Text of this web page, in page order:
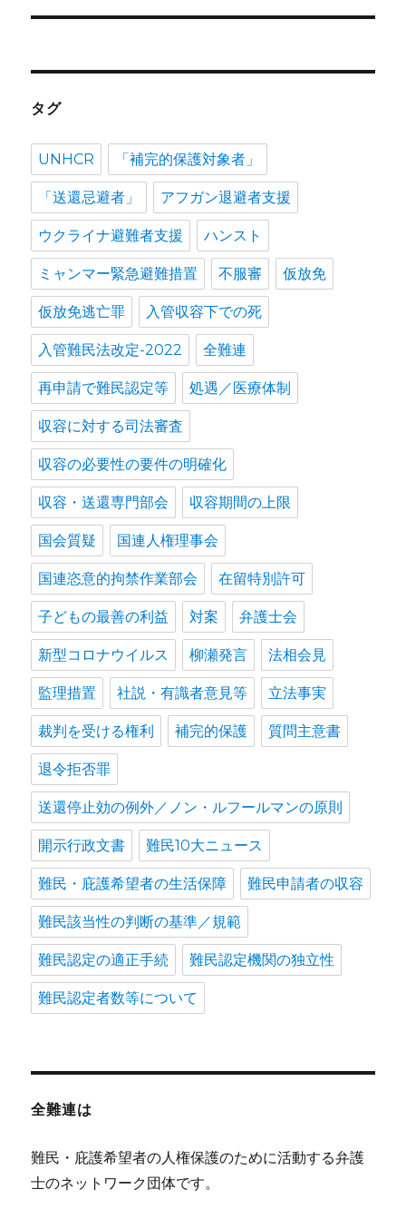
ン
稿:
タグ
UNHCR 「補完的保護対象者」
「送還忌避者」 アフガン退避者支援
ウクライナ避難者支援 ハンスト
ミャンマー緊急避難措置 不服審 仮放免
仮放免逃亡罪 入管収容下での死
入管難民法改定-2022 全難連
再申請で難民認定等 処遇／医療体制
収容に対する司法審査
収容の必要性の要件の明確化
収容・送還専門部会 収容期間の上限
国会質疑 国連人権理事会
国連恣意的拘禁作業部会 在留特別許可
子どもの最善の利益 対案 弁護士会
新型コロナウイルス 柳瀬発言 法相会見
監理措置 社説・有識者意見等 立法事実
裁判を受ける権利 補完的保護 質問主意書
退令拒否罪
送還停止効の例外／ノン・ルフールマンの原則
開示行政文書 難民10大ニュース
難民・庇護希望者の生活保障 難民申請者の収容
難民該当性の判断の基準／規範
難民認定の適正手続 難民認定機関の独立性
難民認定者数等について
全難連は
難民・庇護希望者の人権保護のために活動する弁護
士のネットワーク団体です。